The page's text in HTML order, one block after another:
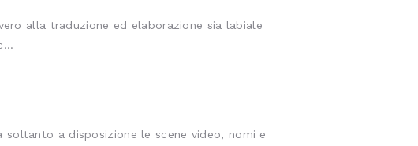
alla traduzione ed elaborazione sia labiale
a disposizione le scene video, nomi e